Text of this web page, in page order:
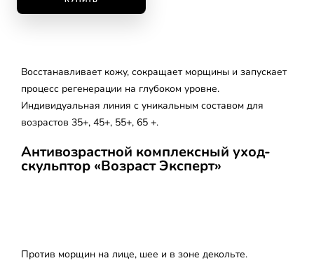
Восстанавливает кожу, сокращает морщины и запускает
процесс регенерации на глубоком уровне.
Индивидуальная линия с уникальным составом для
возрастов 35+, 45+, 55+, 65 +.
Антивозрастной комплексный уход-
скульптор «Возраст Эксперт»
Против морщин на лице, шее и в зоне декольте.